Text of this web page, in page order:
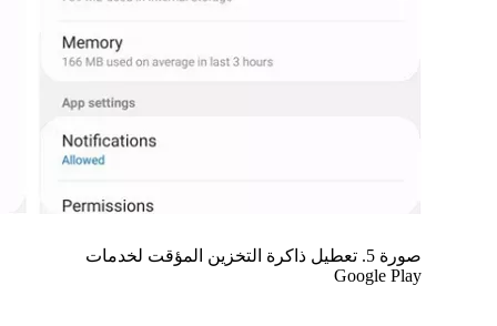
صورة 5. تعطيل ذاكرة التخزين المؤقت لخدمات
Google Play